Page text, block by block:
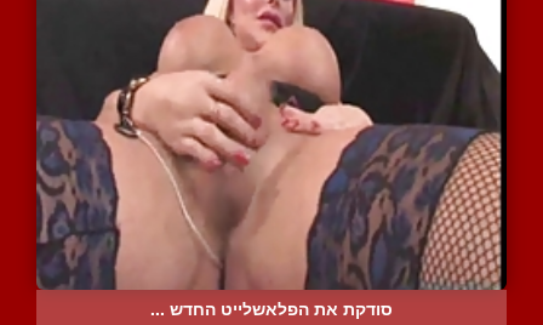
סודקת את הפלאשלייט החדש ...